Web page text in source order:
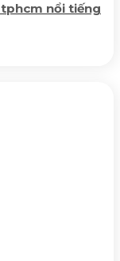
nổi tiếng